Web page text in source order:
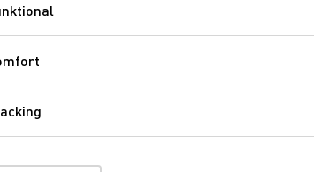
Funktional